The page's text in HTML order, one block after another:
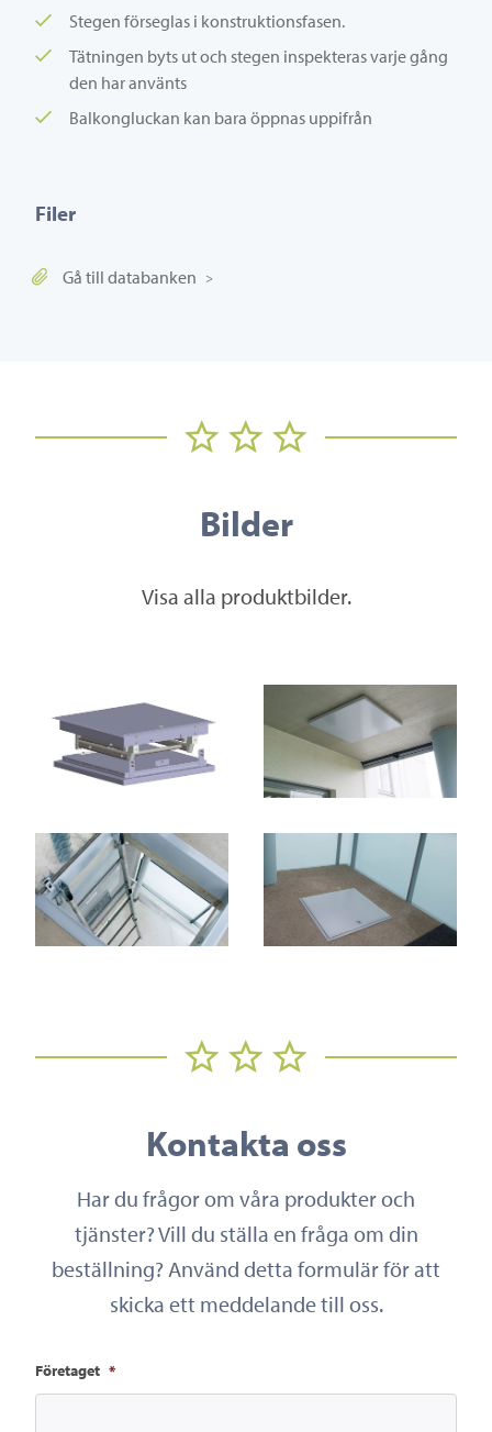
Stegen förseglas i konstruktionsfasen.
Tätningen byts ut och stegen inspekteras varje gång
den har använts
Balkongluckan kan bara öppnas uppifrån
Filer
Gå till databanken
Bilder
Visa alla produktbilder.
Kontakta oss
Har du frågor om våra produkter och
tjänster? Vill du ställa en fråga om din
beställning? Använd detta formulär för att
skicka ett meddelande till oss.
Företaget *